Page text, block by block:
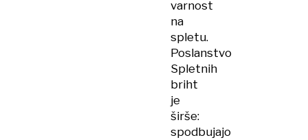
varnost
na
spletu.
Poslanstvo
Spletnih
briht
je
širše:
spodbujajo